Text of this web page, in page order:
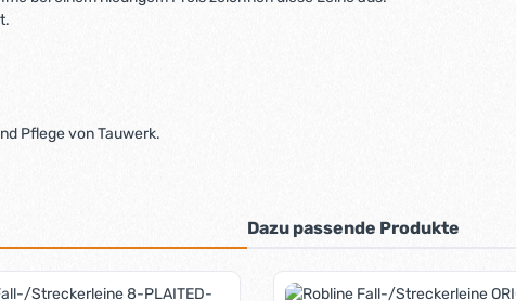
Pflege von Tauwerk.
Dazu passende Produkte